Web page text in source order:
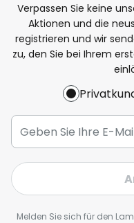
Verpassen Sie keine
Aktionen und die
registrieren und wir
zu, den Sie bei Ihrem
Melden Sie sich für den